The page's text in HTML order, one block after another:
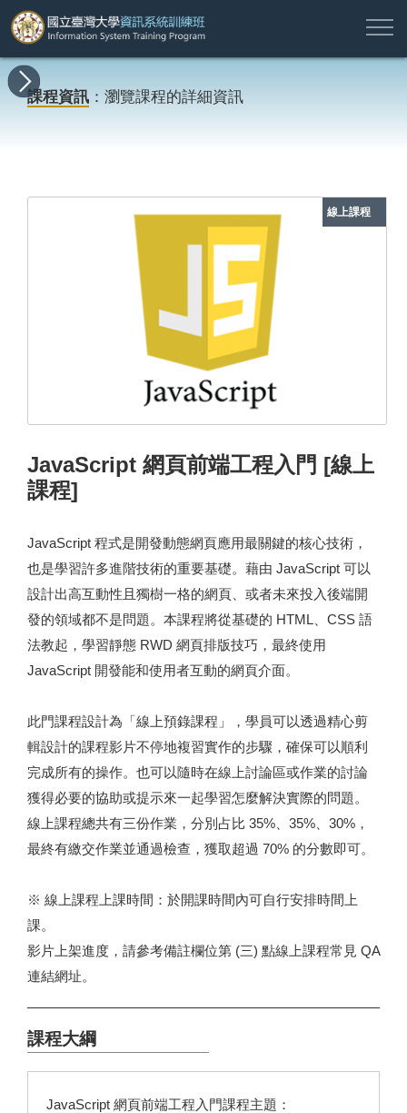
所
有
課
新
消
程
地
資
簡
業
名
名
資
於
本
願
專
註
入
課程資訊 ：瀏覽課程的詳細資訊
線上課程
JavaScript 網頁前端工程入門 [線上
課程]
JavaScript 程式是開發動態網頁應用最關鍵的核心技術，
也是學習許多進階技術的重要基礎。藉由 JavaScript 可以
設計出高互動性且獨樹一格的網頁、或者未來投入後端開
發的領域都不是問題。本課程將從基礎的 HTML、CSS 語
法教起，學習靜態 RWD 網頁排版技巧，最終使用
JavaScript 開發能和使用者互動的網頁介面。
此門課程設計為「線上預錄課程」，學員可以透過精心剪
輯設計的課程影片不停地複習實作的步驟，確保可以順利
完成所有的操作。也可以隨時在線上討論區或作業的討論
獲得必要的協助或提示來一起學習怎麼解決實際的問題。
線上課程總共有三份作業，分別占比 35%、35%、30%，
最終有繳交作業並通過檢查，獲取超過 70% 的分數即可。
※ 線上課程上課時間：於開課時間內可自行安排時間上
課。
影片上架進度，請參考備註欄位第 (三) 點線上課程常見 QA
連結網址。
課程大綱
JavaScript 網頁前端工程入門課程主題：